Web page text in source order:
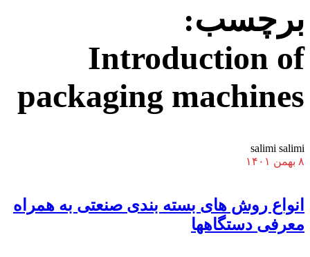
برچسب:
Introduction of
packaging machines
salimi salimi
۸ بهمن ۱۴۰۱
انواع روش های بسته بندی صنعتی به همراه
معرفی دستگاهها